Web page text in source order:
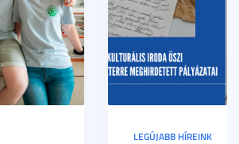
LEGÚJABB HÍREINK